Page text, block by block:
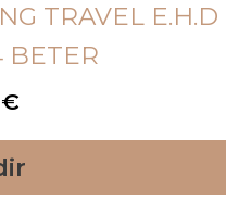
TRAVEL E.H.D
BETER
€